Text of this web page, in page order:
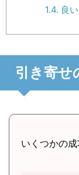
1.4. 良
引き寄せ
いくつかの成